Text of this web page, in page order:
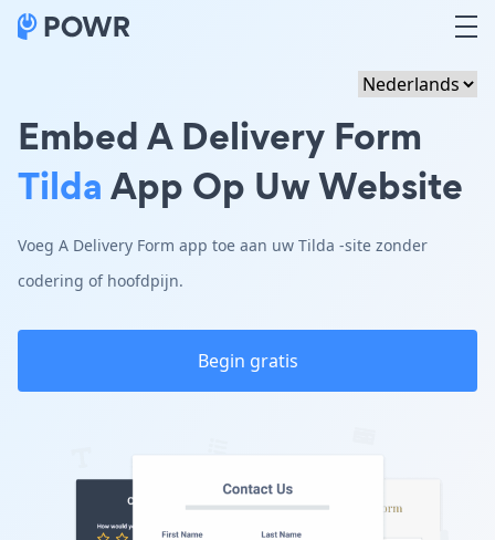
Embed A Delivery Form
TildaApp Op Uw Website
Voeg A Delivery Form app toe aan uw Tilda -site zonder
codering of hoofdpijn.
Begin gratis